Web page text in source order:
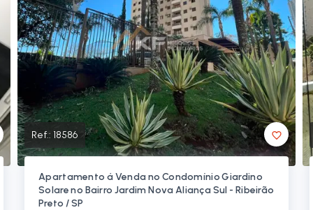
Ref.: 18586
Apartamento á Venda no Condomínio Giardino
Solare no Bairro Jardim Nova Aliança Sul - Ribeirão
Preto / SP